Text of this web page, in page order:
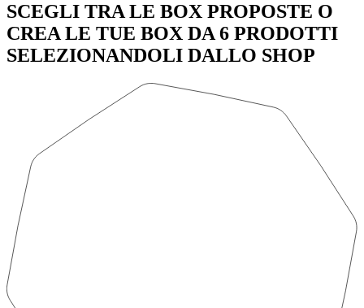
SCEGLI TRA LE BOX PROPOSTE O
CREA LE TUE BOX DA 6 PRODOTTI
SELEZIONANDOLI DALLO SHOP